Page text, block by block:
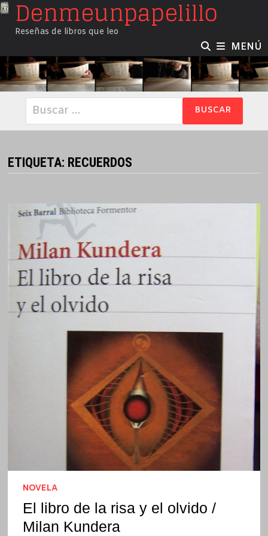
SaltarDenmeunpapelillo
Reseñas de libros que leo
MENÚ
Buscar:
ETIQUETA: RECUERDOS
NOVELA
El libro de la risa y el olvido /
Milan Kundera